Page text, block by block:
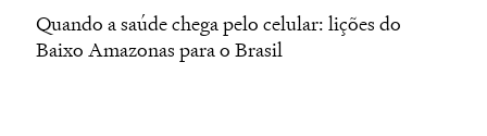
Quando a saúde chega pelo celular: lições do
Baixo Amazonas para o Brasil